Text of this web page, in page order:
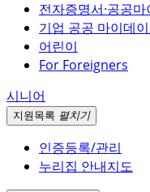
전자증명서·공공
기업 공공 마이데
어린이
For Foreigners
시니어
지원 목록 펼치기
인증등록/관리
누리집 안내지도